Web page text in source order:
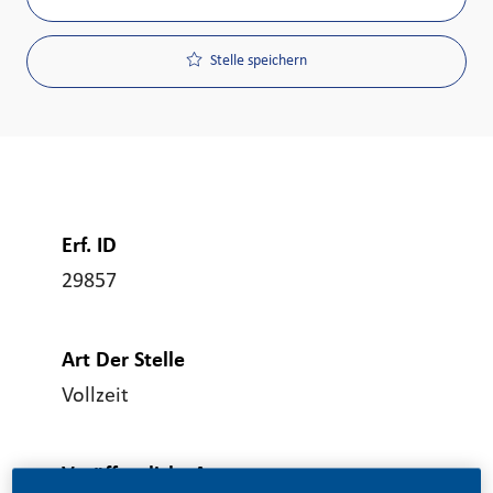
Stelle speichern
Erf. ID
29857
Art Der Stelle
Vollzeit
Veröffentlicht Am